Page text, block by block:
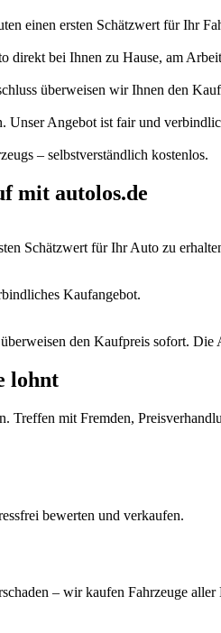
einen ersten Schätzwert für Ihr
direkt bei Ihnen zu Hause, am
überweisen wir Ihnen den
Unser Angebot ist fair und
– selbstverständlich kostenlos.
mit autolos.de
Schätzwert für Ihr Auto zu
Kaufangebot.
den Kaufpreis sofort.
lohnt
mit Fremden,
bewerten und verkaufen.
– wir kaufen Fahrzeuge